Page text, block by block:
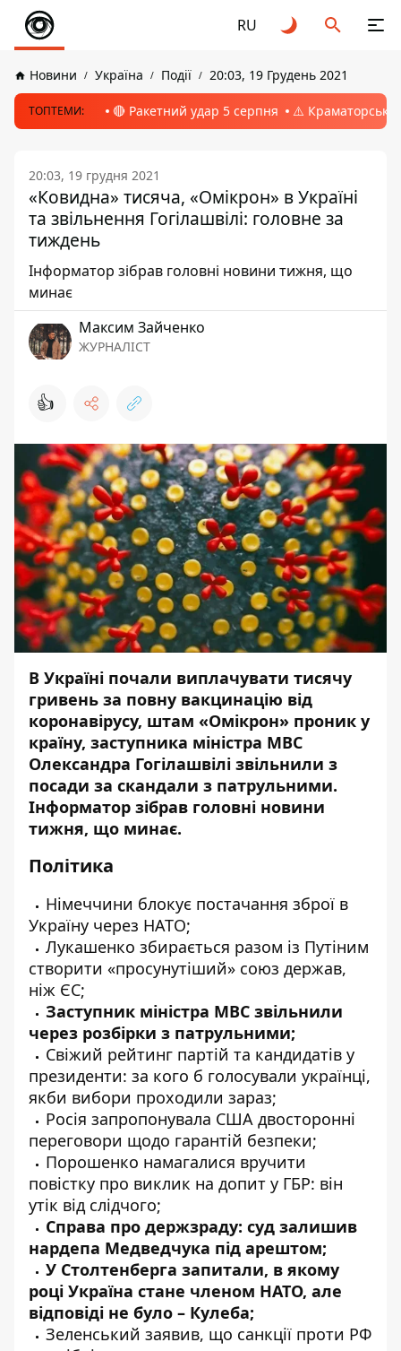
RU
Новини Україна Події 20:03, 19 Грудень 2021
ТОПТЕМИ: 🔴 Ракетний удар 5 серпня ⚠️ Краматорськ,
20:03, 19 грудня 2021
«Ковидна» тисяча, «Омікрон» в Україні
та звільнення Гогілашвілі: головне за
тиждень
Інформатор зібрав головні новини тижня, що
минає
Максим Зайченко
ЖУРНАЛІСТ
👍
В Україні почали виплачувати тисячу
гривень за повну вакцинацію від
коронавірусу, штам «Омікрон» проник у
країну, заступника міністра МВС
Олександра Гогілашвілі звільнили з
посади за скандали з патрульними.
Інформатор зібрав головні новини
тижня, що минає.
Політика
Німеччини блокує постачання зброї в
Україну через НАТО;
Лукашенко збирається разом із Путіним
створити «просунутіший» союз держав,
ніж ЄС;
Заступник міністра МВС звільнили
через розбірки з патрульними;
Свіжий рейтинг партій та кандидатів у
президенти: за кого б голосували українці,
якби вибори проходили зараз;
Росія запропонувала США двосторонні
переговори щодо гарантій безпеки;
Порошенко намагалися вручити
повістку про виклик на допит у ГБР: він
утік від слідчого;
Справа про держзраду: суд залишив
нардепа Медведчука під арештом;
У Столтенберга запитали, в якому
році Україна стане членом НАТО, але
відповіді не було – Кулеба;
Зеленський заявив, що санкції проти РФ